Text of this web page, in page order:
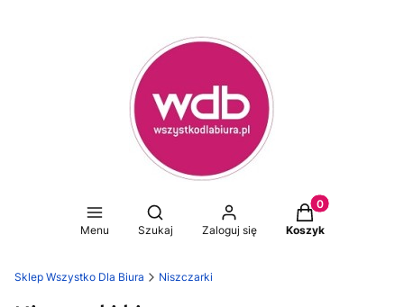
Menu
Otwórz wyszukiwarkę
Szukaj Zaloguj się
Produkty w
Koszyk
Sklep Wszystko Dla Biura Niszczarki